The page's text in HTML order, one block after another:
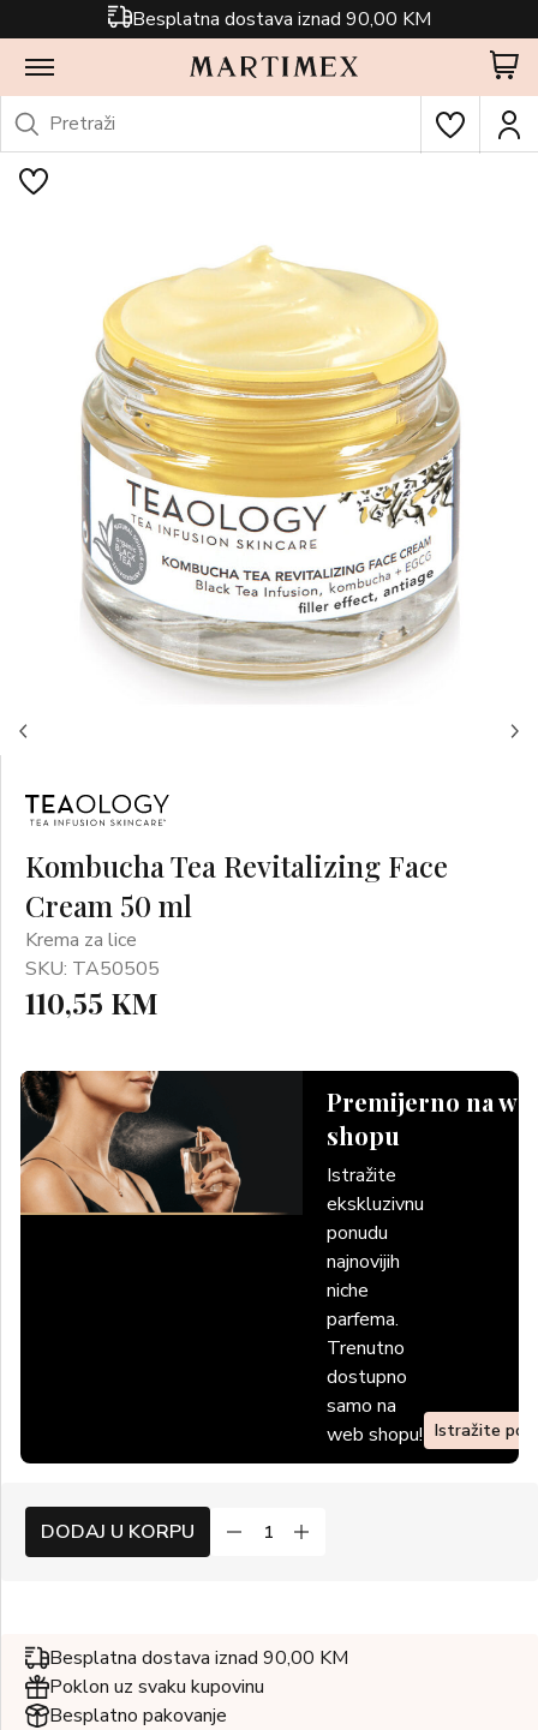
Besplatna dostava iznad 90,00 KM
Kombucha Tea Revitalizing Face
Cream 50 ml
Krema za lice
SKU: TA50505
110,55 KM
Premijerno na
shopu
Istražite
ekskluzivnu
ponudu
najnovijih
niche
parfema.
Trenutno
dostupno
samo na
web shopu! Istražite
DODAJ U KORPU
Besplatna dostava iznad 90,00 KM
Poklon uz svaku kupovinu
Besplatno pakovanje